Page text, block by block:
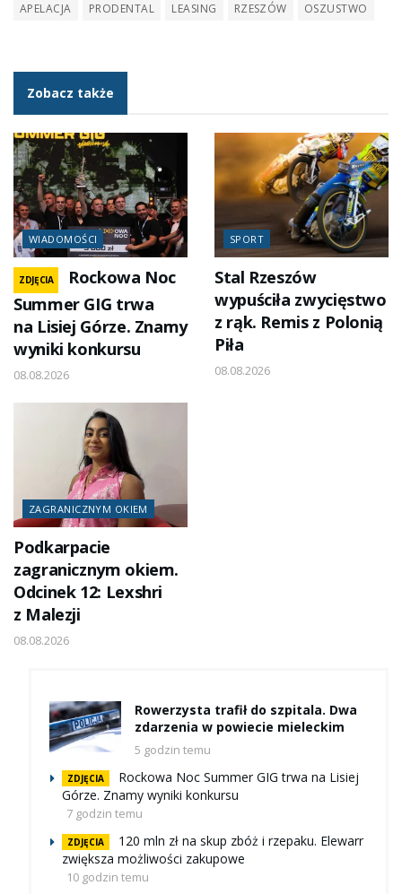
APELACJA
PRODENTAL LEASING RZESZÓW OSZUSTWO
Zobacz także
WIADOMOŚCI
ZDJĘCIA
Rockowa Noc
Summer GIG trwa
na Lisiej Górze. Znamy
wyniki konkursu
08.08.2026
SPORT
Stal Rzeszów
wypuściła zwycięstwo
z rąk. Remis z Polonią
Piła
08.08.2026
ZAGRANICZNYM OKIEM
Podkarpacie
zagranicznym okiem.
Odcinek 12: Lexshri
z Malezji
08.08.2026
Rowerzysta trafił do szpitala. Dwa
zdarzenia w powiecie mieleckim
5 godzin temu
ZDJĘCIA
Rockowa Noc Summer GIG trwa na Lisiej
Górze. Znamy wyniki konkursu
7 godzin temu
ZDJĘCIA
120 mln zł na skup zbóż i rzepaku. Elewarr
zwiększa możliwości zakupowe
10 godzin temu